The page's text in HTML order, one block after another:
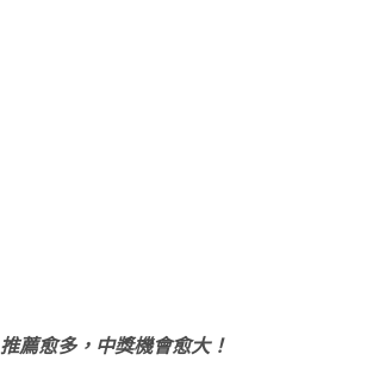
推薦愈多，中獎機會愈大！